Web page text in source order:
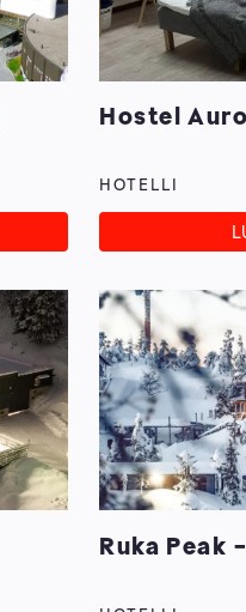
Hostel
HOTELLI
Ruka Peak